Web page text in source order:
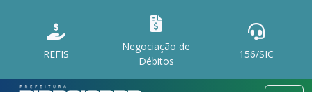
REFIS
Negociação de
Débitos
156/SIC